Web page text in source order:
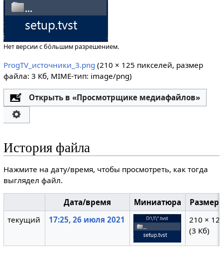
Нет версии с бо́льшим разрешением.
ProgTV_источники_3.png (210 × 125 пикселей, размер
файла: 3 Кб, MIME-тип: image/png)
Открыть в «Просмотрщике медиафайлов»
История файла
Нажмите на дату/время, чтобы просмотреть, как тогда
выглядел файл.
Дата/время Миниатюра
текущий
17:25, 26 июля 2021
210 ×
(3 Кб)